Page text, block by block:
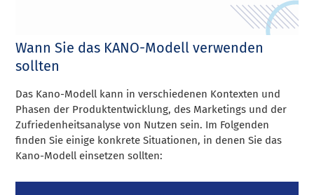
Wann Sie das KANO-Modell verwenden
sollten
Das Kano-Modell kann in verschiedenen Kontexten und
Phasen der Produktentwicklung, des Marketings und der
Zufriedenheitsanalyse von Nutzen sein. Im Folgenden
finden Sie einige konkrete Situationen, in denen Sie das
Kano-Modell einsetzen sollten: